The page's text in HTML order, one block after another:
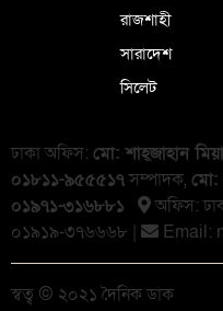
রাজশাহী
সারাদেশ
সিলেট
ঢাকা অফিস: মো: শাহ্জাহান
০১৮১১-৯৫৫৫১৭সম্পাদক, মো:
০১৯৭১-৩১৬৮৮১
অফিস:
০১৯১৯-৩৭৬৬৬৮ |
Email:
স্বত্ব © ২০২১ দৈনিক ডাক